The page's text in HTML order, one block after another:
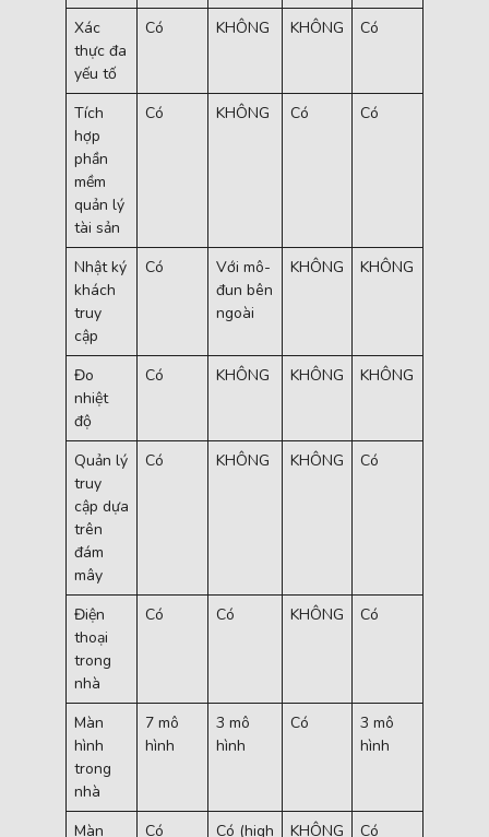
Xác
thực đa
yếu tố
Có KHÔNG KHÔNG Có
Tích
hợp
phần
mềm
quản lý
tài sản
Có KHÔNG Có Có
Nhật ký
khách
truy
cập
Có
Với mô-
đun bên
ngoài
KHÔNG KHÔNG
Đo
nhiệt
độ
Có KHÔNG KHÔNG KHÔNG
Quản lý
truy
cập dựa
trên
đám
mây
Có KHÔNG KHÔNG Có
Điện
thoại
trong
nhà
Có Có KHÔNG Có
Màn
hình
trong
nhà
7 mô
hình
3 mô
hình
Có
3 mô
hình
Màn Có Có (high KHÔNG Có